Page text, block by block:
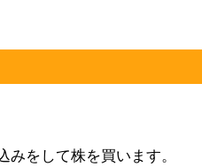
をして株を買います。